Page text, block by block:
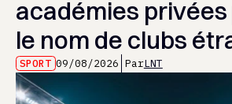
académies
le nom de clubs
SPORT 09/08/2026 ParLNT